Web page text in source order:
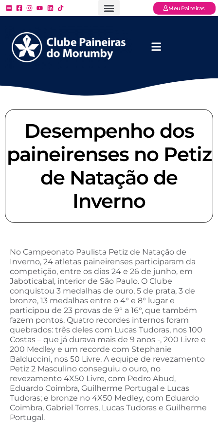
Meu Paineiras
Desempenho dos
paineirenses no Petiz
de Natação de
Inverno
No Campeonato Paulista Petiz de Natação de
Inverno, 24 atletas paineirenses participaram da
competição, entre os dias 24 e 26 de junho, em
Jaboticabal, interior de São Paulo. O Clube
conquistou 3 medalhas de ouro, 5 de prata, 3 de
bronze, 13 medalhas entre o 4° e 8° lugar e
participou de 23 provas de 9° a 16°, que também
fazem pontos. Quatro recordes internos foram
quebrados: três deles com Lucas Tudoras, nos 100
Costas – que já durava mais de 9 anos -, 200 Livre e
200 Medley e um recorde com Stephanie
Balduccini, nos 50 Livre. A equipe de revezamento
Petiz 2 Masculino conseguiu o ouro, no
revezamento 4X50 Livre, com Pedro Abud,
Eduardo Coimbra, Guilherme Portugal e Lucas
Tudoras; e bronze no 4X50 Medley, com Eduardo
Coimbra, Gabriel Torres, Lucas Tudoras e Guilherme
Portugal.